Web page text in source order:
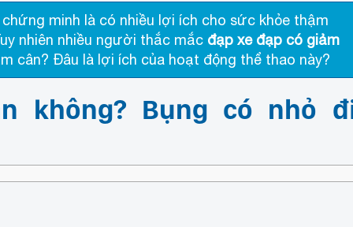
minh là có nhiều lợi ích cho sức khỏe thậm
nhiên nhiều người thắc mắc đạp xe đạp có giảm
cân? Đâu là lợi ích của hoạt động thể thao này?
không? Bụng có nhỏ